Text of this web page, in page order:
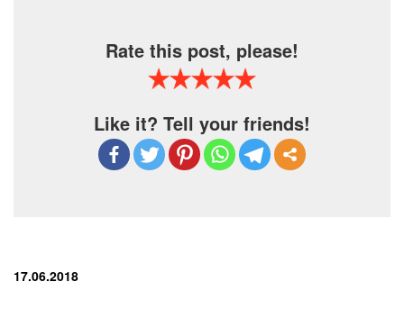
Rate this post, please!
Like it? Tell your friends!
17.06.2018